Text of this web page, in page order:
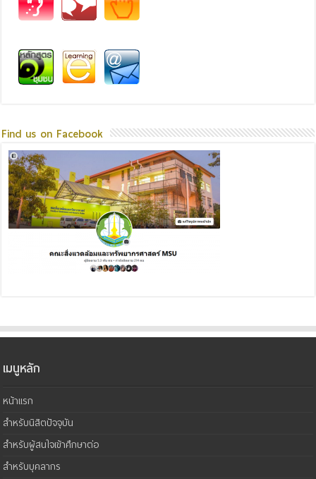
Find us on Facebook
เมนูหลัก
หน้าแรก
สำหรับนิสิตปัจจุบัน
สำหรับผู้สนใจเข้าศึกษาต่อ
สำหรับบุคลากร